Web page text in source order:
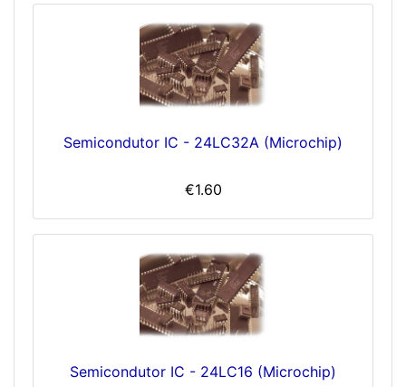
Semicondutor IC - 24LC32A (Microchip)
€1.60
Semicondutor IC - 24LC16 (Microchip)